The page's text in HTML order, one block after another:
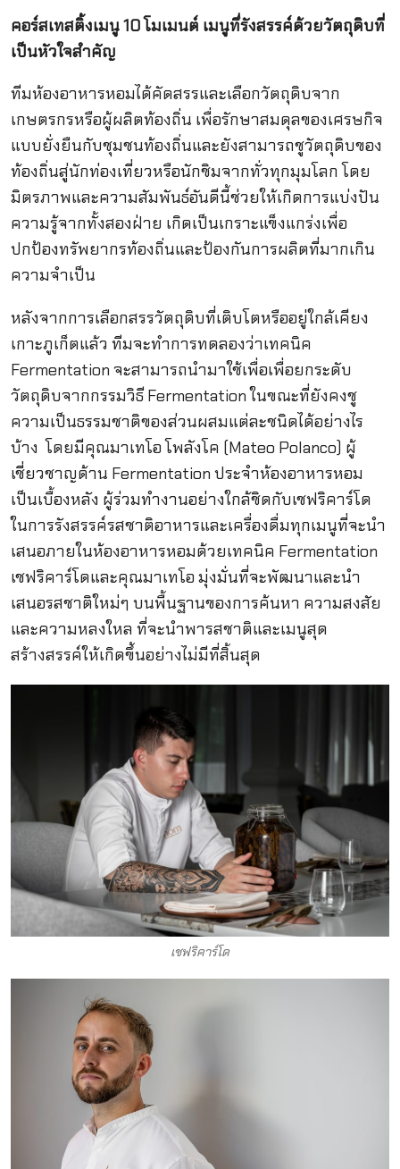
คอร์สเทสติ้งเมนู 10 โมเมนต์ เมนูทึ่รังสรรค์ด้วยวัตถุดิบที่
เป็นหัวใจสำคัญ
ทีมห้องอาหารหอมได้คัดสรรและเลือกวัตถุดิบจาก
เกษตรกรหรือผู้ผลิตท้องถิ่น เพื่อรักษาสมดุลของเศรษกิจ
แบบยั่งยืนกับชุมชนท้องถิ่นและยังสามารถชูวัตถุดิบของ
ท้องถิ่นสู่นักท่องเที่ยวหรือนักชิมจากทั่วทุกมุมโลก โดย
มิตรภาพและความสัมพันธ์อันดีนี้ช่วยให้เกิดการแบ่งปัน
ความรู้จากทั้งสองฝ่าย เกิดเป็นเกราะแข็งแกร่งเพื่อ
ปกป้องทรัพยากรท้องถิ่นและป้องกันการผลิตที่มากเกิน
ความจำเป็น
หลังจากการเลือกสรรวัตถุดิบที่เติบโตหรืออยู่ใกล้เคียง
เกาะภูเก็ตแล้ว ทีมจะทำการทดลองว่าเทคนิค
Fermentation จะสามารถนำมาใช้เพื่อเพื่อยกระดับ
วัตถุดิบจากกรรมวิธี Fermentation ในขณะที่ยังคงชู
ความเป็นธรรมชาติของส่วนผสมแต่ละชนิดได้อย่างไร
บ้าง โดยมีคุณมาเทโอ โพลังโค (Mateo Polanco) ผู้
เชี่ยวชาญด้าน Fermentation ประจำห้องอาหารหอม
เป็นเบื้องหลัง ผู้ร่วมทำงานอย่างใกล้ชิดกับเชฟริคาร์โด
ในการรังสรรค์รสชาติอาหารและเครื่องดื่มทุกเมนูที่จะนำ
เสนอภายในห้องอาหารหอมด้วยเทคนิค Fermentation
เชฟริคาร์โดและคุณมาเทโอ มุ่งมั่นที่จะพัฒนาและนำ
เสนอรสชาติใหม่ๆ บนพื้นฐานของการค้นหา ความสงสัย
และความหลงใหล ที่จะนำพารสชาติและเมนูสุด
สร้างสรรค์ให้เกิดขึ้นอย่างไม่มีที่สิ้นสุด
เชฟริคาร์โด